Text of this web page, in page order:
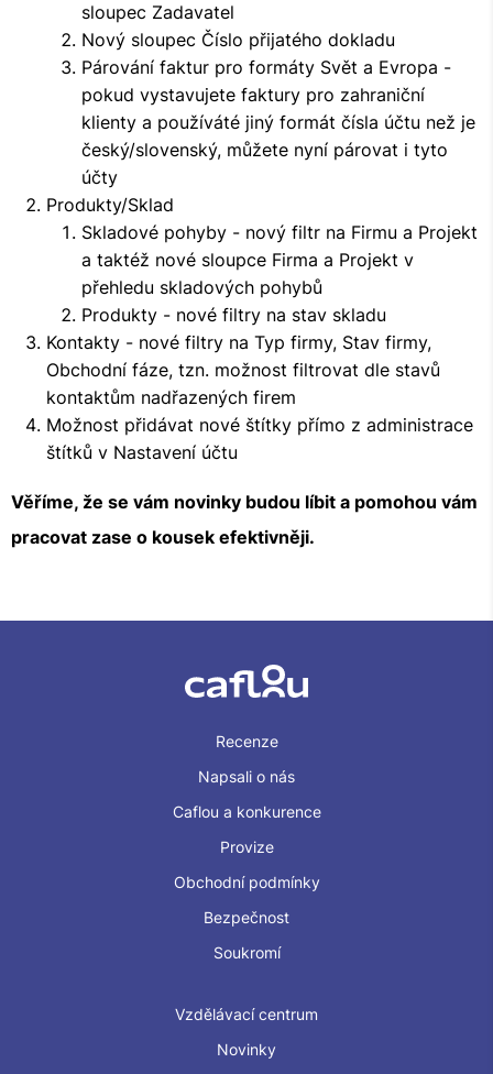
sloupec Zadavatel
Nový sloupec Číslo přijatého dokladu
Párování faktur pro formáty Svět a Evropa -
pokud vystavujete faktury pro zahraniční
klienty a používáté jiný formát čísla účtu než je
český/slovenský, můžete nyní párovat i tyto
účty
Produkty/Sklad
Skladové pohyby - nový filtr na Firmu a Projekt
a taktéž nové sloupce Firma a Projekt v
přehledu skladových pohybů
Produkty - nové filtry na stav skladu
Kontakty - nové filtry na Typ firmy, Stav firmy,
Obchodní fáze, tzn. možnost filtrovat dle stavů
kontaktům nadřazených firem
Možnost přidávat nové štítky přímo z administrace
štítků v Nastavení účtu
Věříme, že se vám novinky budou líbit a pomohou vám
pracovat zase o kousek efektivněji.
Recenze
Napsali o nás
Caflou a konkurence
Provize
Obchodní podmínky
Bezpečnost
Soukromí
Vzdělávací centrum
Novinky